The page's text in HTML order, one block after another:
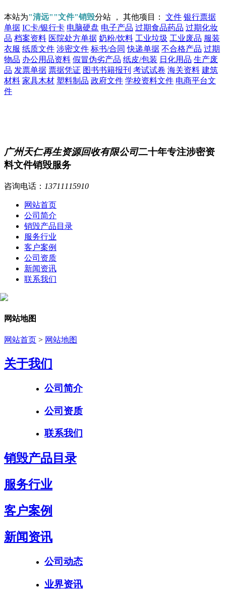
本站为"清远""文件"销毁分站 ， 其他项目： 文件 银行票据
单据 IC卡/银行卡 电脑硬盘 电子产品 过期食品药品 过期化妆
品 档案资料 医院处方单据 奶粉/饮料 工业垃圾 工业废品 服装
衣服 纸质文件 涉密文件 标书/合同 快递单据 不合格产品 过期
物品 办公用品资料 假冒伪劣产品 纸皮/包装 日化用品 生产废
品 发票单据 票据凭证 图书书籍报刊 考试试卷 海关资料 建筑
材料 家具木材 塑料制品 政府文件 学校资料文件 电商平台文
件
广州天仁再生资源回收有限公司二十年专注涉密资
料文件销毁服务
咨询电话： 13711115910
网站首页
公司简介
销毁产品目录
服务行业
客户案例
公司资质
新闻资讯
联系我们
网站地图
网站首页 > 网站地图
关于我们
公司简介
公司资质
联系我们
销毁产品目录
服务行业
客户案例
新闻资讯
公司动态
业界资讯